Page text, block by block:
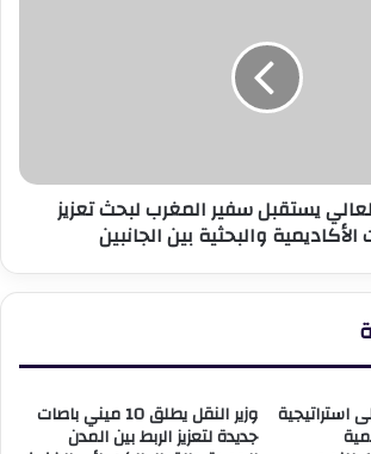
يستقبل سفير المغرب لبحث تعزيز
الأكاديمية والبحثية بين الجانبين
استراتيجية وزير النقل يطلق 10 ميني باصات
جديدة لتعزيز الربط بين المدن